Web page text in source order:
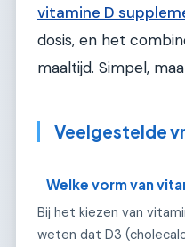
vitamine D
dosis, en het
maaltijd. Simpel,
Veelgestelde
Welke vorm van
Bij het kiezen van
weten dat D3